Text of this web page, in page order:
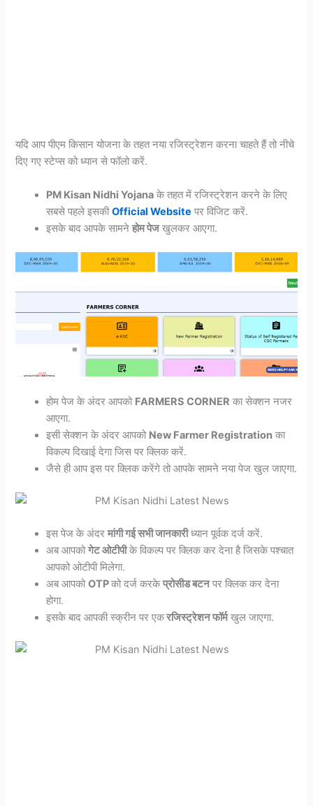
यदि आप पीएम किसान योजना के तहत नया रजिस्ट्रेशन करना चाहते हैं तो नीचे
दिए गए स्टेप्स को ध्यान से फॉलो करें.
PM Kisan Nidhi Yojana के तहत में रजिस्ट्रेशन करने के लिए
सबसे पहले इसकीOfficial Website पर विजिट करें.
इसके बाद आपके सामनेहोम पेजखुलकर आएगा.
होम पेज के अंदर आपको FARMERS CORNER का सेक्शन नजर
आएगा.
इसी सेक्शन के अंदर आपको New Farmer Registration का
विकल्प दिखाई देगा जिस पर क्लिक करें.
जैसे ही आप इस पर क्लिक करेंगे तो आपके सामने नया पेज खुल जाएगा.
इस पेज के अंदरमांगी गई सभी जानकारीध्यान पूर्वक दर्ज करें.
अब आपकोगेट ओटीपीके विकल्प पर क्लिक कर देना है जिसके पश्चात
आपको ओटीपी मिलेगा.
अब आपकोOTPको दर्ज करकेप्रोसीड बटनपर क्लिक कर देना
होगा.
इसके बाद आपकी स्क्रीन पर एकरजिस्ट्रेशन फॉर्मखुल जाएगा.